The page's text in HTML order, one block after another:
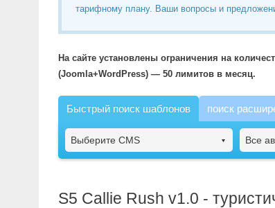
тарифному плану. Ваши вопросы и
На сайте установлены ограничения на
(Joomla+WordPress) — 50 лимитов в месяц.
Быстрый поиск шаблонов поиск
Выберите CMS Все
S5 Callie Rush v1.0 -